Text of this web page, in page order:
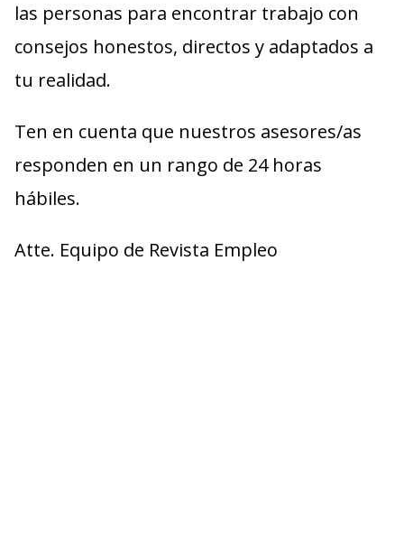
las personas para encontrar trabajo con
consejos honestos, directos y adaptados a
tu realidad.
Ten en cuenta que nuestros asesores/as
responden en un rango de 24 horas
hábiles.
Atte. Equipo de Revista Empleo